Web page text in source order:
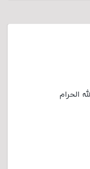
الحرام